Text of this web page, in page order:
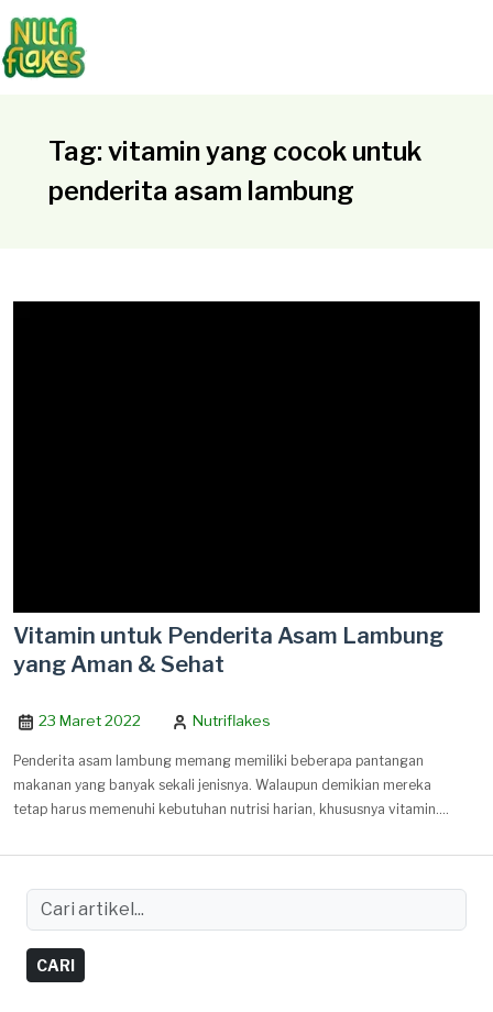
Tag: vitamin yang cocok untuk
penderita asam lambung
Vitamin untuk Penderita Asam Lambung
yang Aman & Sehat
23 Maret 2022 Nutriflakes
Penderita asam lambung memang memiliki beberapa pantangan
makanan yang banyak sekali jenisnya. Walaupun demikian mereka
tetap harus memenuhi kebutuhan nutrisi harian, khususnya vitamin.
untuk kesehatan?
CARI